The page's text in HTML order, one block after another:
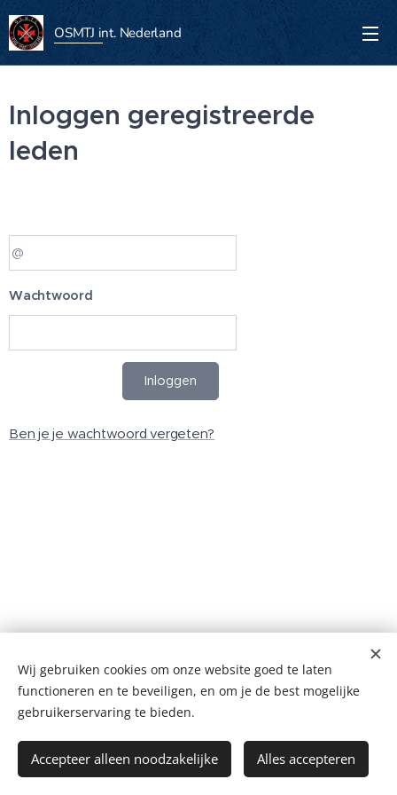
OSMTJ int. Nederland
Inloggen geregistreerde
leden
Wachtwoord
Inloggen
Ben je je wachtwoord vergeten?
masonic☠️templar
+++nnDnn+++
Nederlands
English
Wij gebruiken cookies om onze website goed te laten
functioneren en te beveiligen, en om je de best mogelijke
gebruikerservaring te bieden.
Accepteer alleen noodzakelijke Alles accepteren